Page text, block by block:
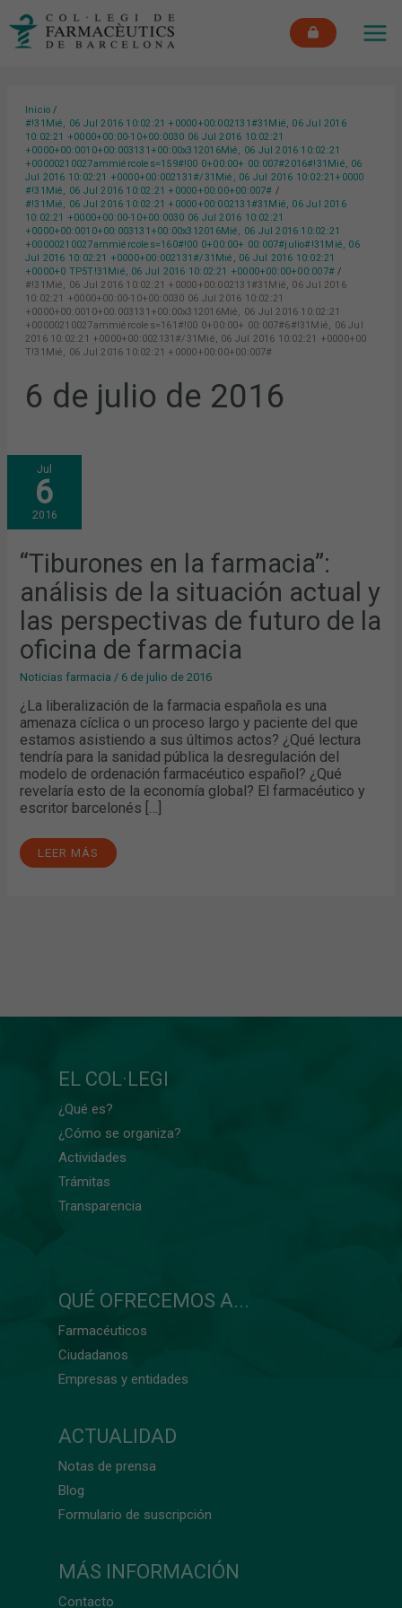
Inicio
#!31Mié, 06 Jul 2016 10:02:21 +0000+00:002131#31Mié, 06 Jul 2016
10:02:21 +0000+00:00-10+00:0030 06 Jul 2016 10:02:21
+0000+00:0010+00:003131+00:00x312016Mié, 06 Jul 2016 10:02:21
+00000210027ammiércoles=159#!00 0+00:00+ 00:007#2016#!31Mié, 06
Jul 2016 10:02:21 +0000+00:002131#/31Mié, 06 Jul 2016 10:02:21+0000
#!31Mié, 06 Jul 2016 10:02:21 +0000+00:00+00:007#
#!31Mié, 06 Jul 2016 10:02:21 +0000+00:002131#31Mié, 06 Jul 2016
10:02:21 +0000+00:00-10+00:0030 06 Jul 2016 10:02:21
+0000+00:0010+00:003131+00:00x312016Mié, 06 Jul 2016 10:02:21
+00000210027ammiércoles=160#!00 0+00:00+ 00:007#julio#!31Mié, 06
Jul 2016 10:02:21 +0000+00:002131#/31Mié, 06 Jul 2016 10:02:21
+0000+0 TP5T!31Mié, 06 Jul 2016 10:02:21 +0000+00:00+00:007#
#!31Mié, 06 Jul 2016 10:02:21 +0000+00:002131#31Mié, 06 Jul 2016
10:02:21 +0000+00:00-10+00:0030 06 Jul 2016 10:02:21
+0000+00:0010+00:003131+00:00x312016Mié, 06 Jul 2016 10:02:21
+00000210027ammiércoles=161#!00 0+00:00+ 00:007#6#!31Mié, 06 Jul
2016 10:02:21 +0000+00:002131#/31Mié, 06 Jul 2016 10:02:21 +0000+00
T!31Mié, 06 Jul 2016 10:02:21 +0000+00:00+00:007#
6 de julio de 2016
Jul
6
2016
“Tiburones en la farmacia”:
análisis de la situación actual y
las perspectivas de futuro de la
oficina de farmacia
Noticias farmacia / 6 de julio de 2016
¿La liberalización de la farmacia española es una
amenaza cíclica o un proceso largo y paciente del que
estamos asistiendo a sus últimos actos? ¿Qué lectura
tendría para la sanidad pública la desregulación del
modelo de ordenación farmacéutico español? ¿Qué
revelaría esto de la economía global? El farmacéutico y
escritor barcelonés […]
“TIBURONES
EN
LA
FARMACIA”:
ANÁLISIS
DE
LA
ACTUAL
LAS
PERSPECTIVAS
DE
DE
LA
OFICINA
DE
FARMACIA
LEER MÁS
EL COL·LEGI
¿Qué es?
¿Cómo se organiza?
Actividades
Trámitas
Transparencia
QUÉ OFRECEMOS A...
Farmacéuticos
Ciudadanos
Empresas y entidades
ACTUALIDAD
Notas de prensa
Blog
Formulario de suscripción
MÁS INFORMACIÓN
Contacto